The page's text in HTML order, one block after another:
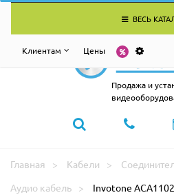
ВЕСЬ
Клиентам Цены
Продажа и
Главная Кабели
Аудио кабель
Invotone ACA1102